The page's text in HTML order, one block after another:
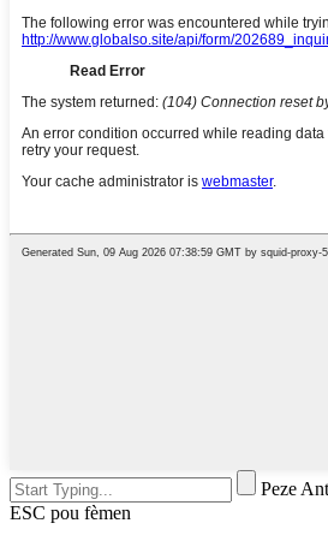
Peze
ESC pou fèmen